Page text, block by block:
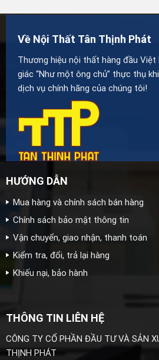
Về Nội Thất Tân Thịnh Phát
Thương hiệu nội thất hàng đầu Việt
giác “Như một ông chủ” thực thụ
dịch vụ chính hãng của chúng tôi!
HƯỚNG DẪN
Mua hàng và chính sách bán hàng
Chính sách bảo mật thông tin
Vận chuyển, giao nhận, thanh toán
Kiểm tra, đổi, trả lại hàng
Khiếu nại, bảo hành
THÔNG TIN LIÊN HỆ
CÔNG TY CỔ PHẦN ĐẦU TƯ VÀ SẢN
THỊNH PHÁT